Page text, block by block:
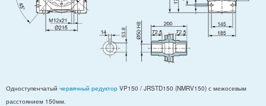
Одноступенчатый червячный редуктор VP150 / JRSTD150 (NMRV150) с межосевым
расстоянием 150мм.